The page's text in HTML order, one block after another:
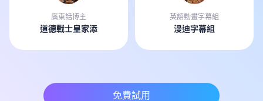
廣東話博主
道德戰士皇家添
英語動畫字幕組
漫迪字幕組
免費試用